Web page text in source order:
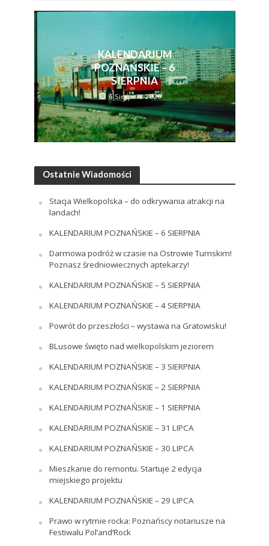
KALENDARIUM
POZNAŃSKIE – 6
SIERPNIA
6 Sierpnia 2026
Ostatnie Wiadomości
Stacja Wielkopolska – do odkrywania atrakcji na
landach!
KALENDARIUM POZNAŃSKIE – 6 SIERPNIA
Darmowa podróż w czasie na Ostrowie Tumskim!
Poznasz średniowiecznych aptekarzy!
KALENDARIUM POZNAŃSKIE – 5 SIERPNIA
KALENDARIUM POZNAŃSKIE – 4 SIERPNIA
Powrót do przeszłości – wystawa na Gratowisku!
BLusowe święto nad wielkopolskim jeziorem
KALENDARIUM POZNAŃSKIE – 3 SIERPNIA
KALENDARIUM POZNAŃSKIE – 2 SIERPNIA
KALENDARIUM POZNAŃSKIE – 1 SIERPNIA
KALENDARIUM POZNAŃSKIE – 31 LIPCA
KALENDARIUM POZNAŃSKIE – 30 LIPCA
Mieszkanie do remontu. Startuje 2 edycja
miejskiego projektu
KALENDARIUM POZNAŃSKIE – 29 LIPCA
Prawo w rytmie rocka: Poznańscy notariusze na
Festiwalu Pol’and’Rock